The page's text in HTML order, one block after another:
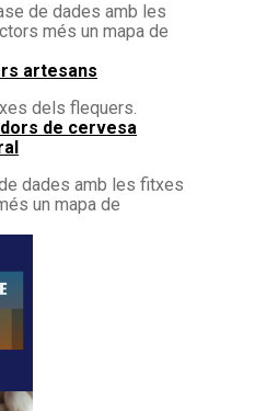
de dades amb les
més un mapa de
artesans
dels flequers.
de cervesa
dades amb les fitxes
un mapa de